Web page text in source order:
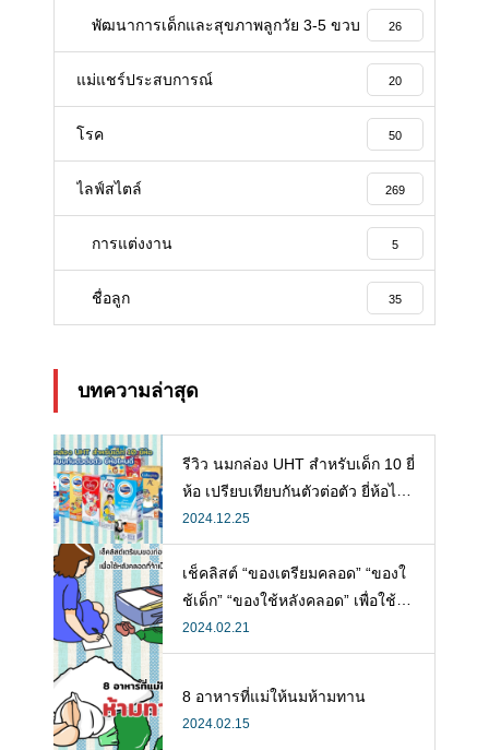
พัฒนาการเด็กและสุขภาพลูกวัย 3-5 ขวบ 26
แม่แชร์ประสบการณ์ 20
โรค 50
ไลฟ์สไตล์ 269
การแต่งงาน 5
ชื่อลูก 35
บทความล่าสุด
รีวิว นมกล่อง UHT สำหรับเด็ก 10 ยี่
ห้อ เปรียบเทียบกันตัวต่อตัว ยี่ห้อไห
นดี พร้อมแนะวิธีการเลือกนมกล่องใ
ห้ลูก
2024.12.25
เช็คลิสต์ “ของเตรียมคลอด” “ของใ
ช้เด็ก” “ของใช้หลังคลอด” เพื่อใช้ห
ลังคลอดที่จำเป็น
2024.02.21
8 อาหารที่แม่ให้นมห้ามทาน
2024.02.15